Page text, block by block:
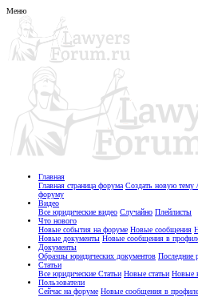
Меню
Главная
Главная страница форума Создать новую тему
форуму
Видео
Все юридические видео Случайно Плейлисты
Что нового
Новые события на форуме Новые сообщения
Новые документы Новые сообщения в
Документы
Образцы юридических документов Последние
Статьи
Все юридические Статьи Новые статьи Новые
Пользователи
Сейчас на форуме Новые сообщения в профиле